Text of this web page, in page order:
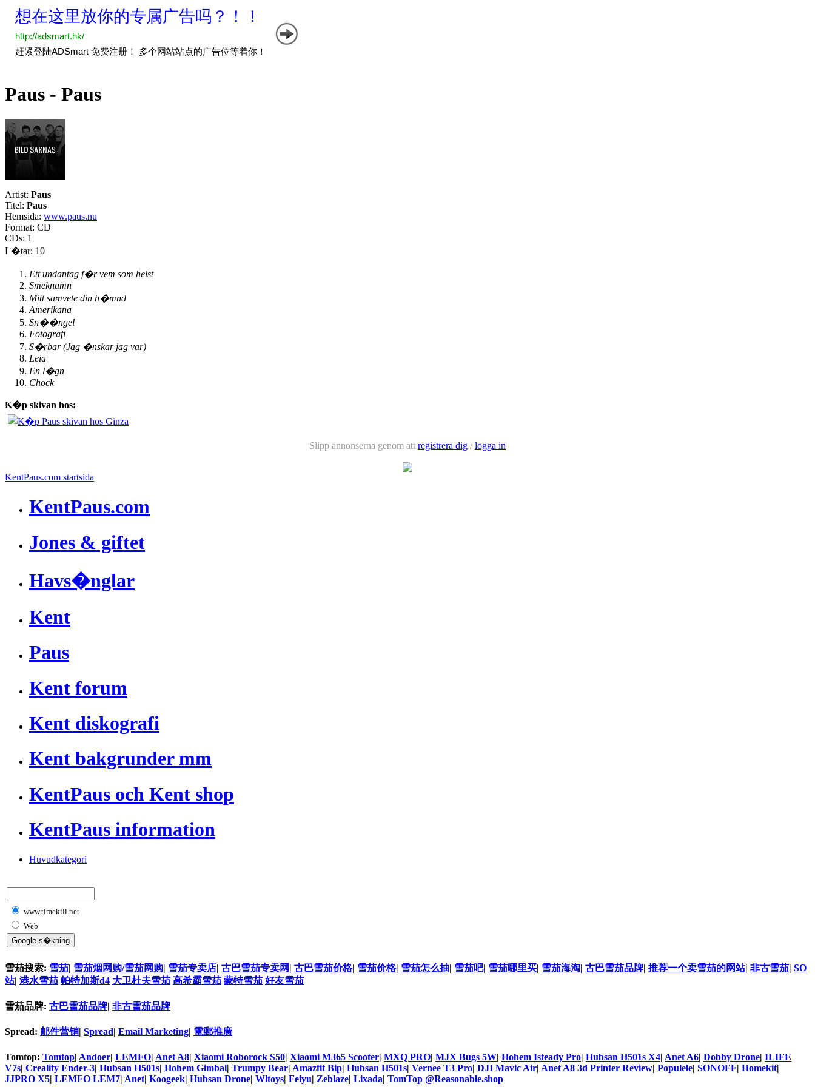
Paus - Paus
Artist: Paus
Titel: Paus
Hemsida: www.paus.nu
Format: CD
CDs: 1
L�tar: 10
Ett undantag f�r vem som helst
Smeknamn
Mitt samvete din h�mnd
Amerikana
Sn��ngel
Fotografi
S�rbar (Jag �nskar jag var)
Leia
En l�gn
Chock
K�p skivan hos:
Slipp annonserna genom att registrera dig /logga in
KentPaus.com startsida
KentPaus.com
Jones & giftet
Havs�nglar
Kent
Paus
Kent forum
Kent diskografi
Kent bakgrunder mm
KentPaus och Kent shop
KentPaus information
Huvudkategori
www.timekill.net
Web
雪茄搜索: 雪茄| 雪茄烟网购/雪茄网购| 雪茄专卖店| 古巴雪茄专卖网| 古巴雪茄价格| 雪茄价格| 雪茄怎么抽| 雪茄吧| 雪茄哪里买| 雪茄海淘| 古巴雪茄品牌| 推荐一个卖雪茄的网站| 非古雪茄| SO
站| 港水雪茄 帕特加斯d4 大卫杜夫雪茄 高希霸雪茄 蒙特雪茄 好友雪茄
雪茄品牌: 古巴雪茄品牌| 非古雪茄品牌
Spread: 邮件营销 Spread Email Marketing 電郵推廣
Tomtop: Tomtop| Andoer| LEMFO| Anet A8| Xiaomi Roborock S50| Xiaomi M365 Scooter| MXQ PRO| MJX Bugs 5W| Hohem Isteady Pro| Hubsan H501s X4| Anet A6| Dobby Drone| ILIFE
V7s| Creality Ender-3| Hubsan H501s| Hohem Gimbal| Trumpy Bear| Amazfit Bip| Hubsan H501s| Vernee T3 Pro| DJI Mavic Air| Anet A8 3d Printer Review| Populele| SONOFF| Homekit|
JJPRO X5| LEMFO LEM7| Anet| Koogeek| Hubsan Drone| Wltoys| Feiyu| Zeblaze| Lixada| TomTop @Reasonable.shop